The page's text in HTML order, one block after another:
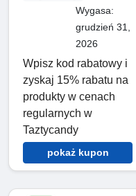
Wygasa:
grudzień 31,
2026
Wpisz kod rabatowy i
zyskaj 15% rabatu na
produkty w cenach
regularnych w
Taztycandy
pokaż kupon